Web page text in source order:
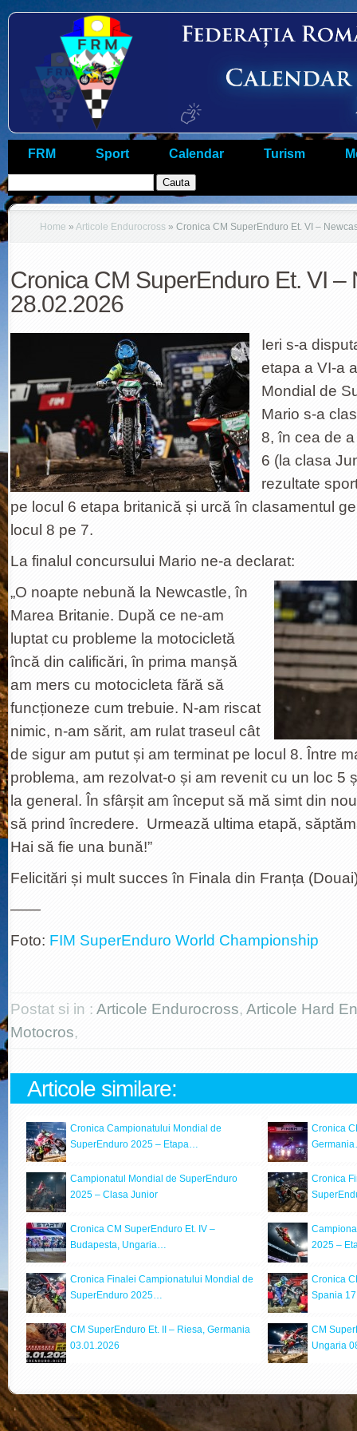
FRM Sport Calendar Turism
Home » Articole Endurocross » Cronica CM SuperEnduro Et. VI –
Cronica CM SuperEnduro Et. VI –
28.02.2026
Ieri s-a
etapa a VI-a
Mondial de
Mario s-a
8, în cea de
6 (la clasa
rezultate
pe locul 6 etapa britanică și urcă în clasamentul
locul 8 pe 7.
La finalul concursului Mario ne-a declarat:
„O noapte nebună la Newcastle, în
Marea Britanie. După ce ne-am
luptat cu probleme la motocicletă
încă din calificări, în prima manșă
am mers cu motocicleta fără să
funcționeze cum trebuie. N-am riscat
nimic, n-am sărit, am rulat traseul cât
de sigur am putut și am terminat pe locul 8. Între
problema, am rezolvat-o și am revenit cu un loc 5
la general. În sfârșit am început să mă simt din
să prind încredere. Urmează ultima etapă,
Hai să fie una bună!”
Felicitări și mult succes în Finala din Franța
——
Foto: FIM SuperEnduro World Championship
Postat si in : Articole Endurocross, Articole Hard
Motocros,
Articole similare:
Cronica Campionatului Mondial de
SuperEnduro 2025 – Etapa…
Cronica
Campionatul Mondial de SuperEnduro
2025 – Clasa Junior
Cronica
Cronica CM SuperEnduro Et. IV –
Budapesta, Ungaria…
2025 –
Cronica Finalei Campionatului Mondial de
SuperEnduro 2025…
Cronica
Spania
CM SuperEnduro Et. II – Riesa, Germania
03.01.2026
CM
Ungaria